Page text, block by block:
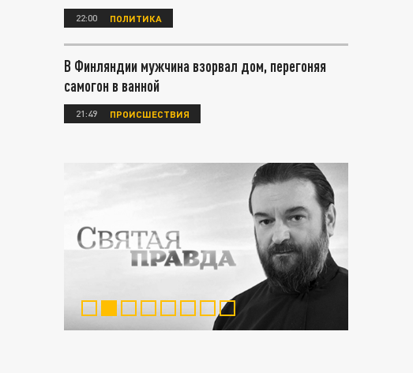
22:00 ПОЛИТИКА
В Финляндии мужчина взорвал дом, перегоняя
самогон в ванной
21:49 ПРОИСШЕСТВИЯ